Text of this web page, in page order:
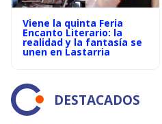
Viene la quinta Feria
Encanto Literario: la
realidad y la fantasía se
unen en Lastarria
DESTACADOS